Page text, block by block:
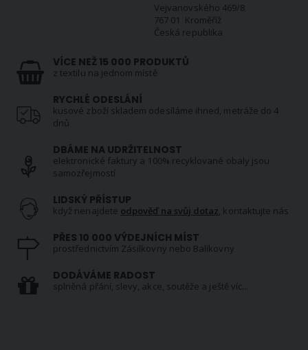
Vejvanovského 469/8
767 01 Kroměříž
Česká republika
VÍCE NEŽ 15 000 PRODUKTŮ
z textilu na jednom místě
RYCHLÉ ODESLÁNÍ
kusové zboží skladem odesíláme ihned, metráže do 4
dnů
DBÁME NA UDRŽITELNOST
elektronické faktury a 100% recyklované obaly jsou
samozřejmostí
LIDSKÝ PŘÍSTUP
když nenajdete odpověď na svůj dotaz, kontaktujte nás
PŘES 10 000 VÝDEJNÍCH MÍST
prostřednictvím Zásilkovny nebo Balíkovny
DODÁVÁME RADOST
splněná přání, slevy, akce, soutěže a ještě víc...